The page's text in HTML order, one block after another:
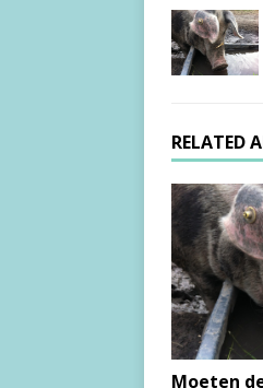
RELATED
Moeten